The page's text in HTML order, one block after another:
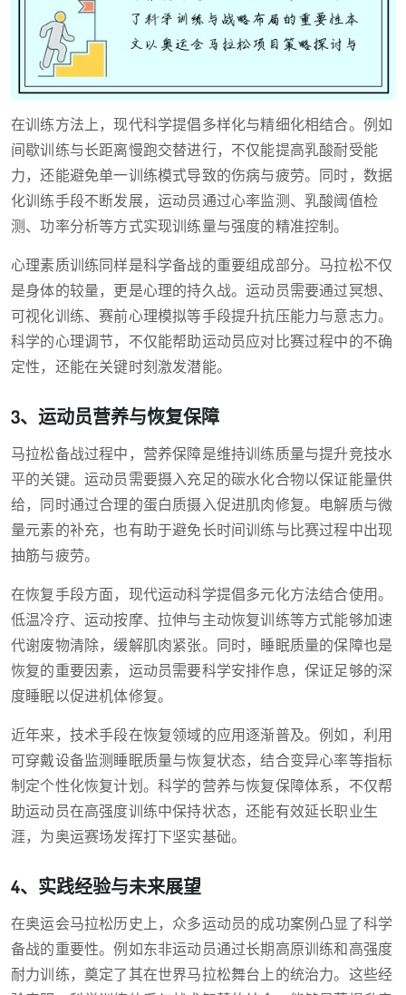
在训练方法上，现代科学提倡多样化与精细化相结合。例如
间歇训练与长距离慢跑交替进行，不仅能提高乳酸耐受能
力，还能避免单一训练模式导致的伤病与疲劳。同时，数据
化训练手段不断发展，运动员通过心率监测、乳酸阈值检
测、功率分析等方式实现训练量与强度的精准控制。
心理素质训练同样是科学备战的重要组成部分。马拉松不仅
是身体的较量，更是心理的持久战。运动员需要通过冥想、
可视化训练、赛前心理模拟等手段提升抗压能力与意志力。
科学的心理调节，不仅能帮助运动员应对比赛过程中的不确
定性，还能在关键时刻激发潜能。
3、运动员营养与恢复保障
马拉松备战过程中，营养保障是维持训练质量与提升竞技水
平的关键。运动员需要摄入充足的碳水化合物以保证能量供
给，同时通过合理的蛋白质摄入促进肌肉修复。电解质与微
量元素的补充，也有助于避免长时间训练与比赛过程中出现
抽筋与疲劳。
在恢复手段方面，现代运动科学提倡多元化方法结合使用。
低温冷疗、运动按摩、拉伸与主动恢复训练等方式能够加速
代谢废物清除，缓解肌肉紧张。同时，睡眠质量的保障也是
恢复的重要因素，运动员需要科学安排作息，保证足够的深
度睡眠以促进机体修复。
近年来，技术手段在恢复领域的应用逐渐普及。例如，利用
可穿戴设备监测睡眠质量与恢复状态，结合变异心率等指标
制定个性化恢复计划。科学的营养与恢复保障体系，不仅帮
助运动员在高强度训练中保持状态，还能有效延长职业生
涯，为奥运赛场发挥打下坚实基础。
4、实践经验与未来展望
在奥运会马拉松历史上，众多运动员的成功案例凸显了科学
备战的重要性。例如东非运动员通过长期高原训练和高强度
耐力训练，奠定了其在世界马拉松舞台上的统治力。这些经